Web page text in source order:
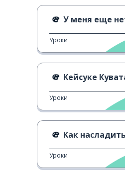
У меня еще
Уроки
Кейсуке Кувата
Уроки
Как
Уроки